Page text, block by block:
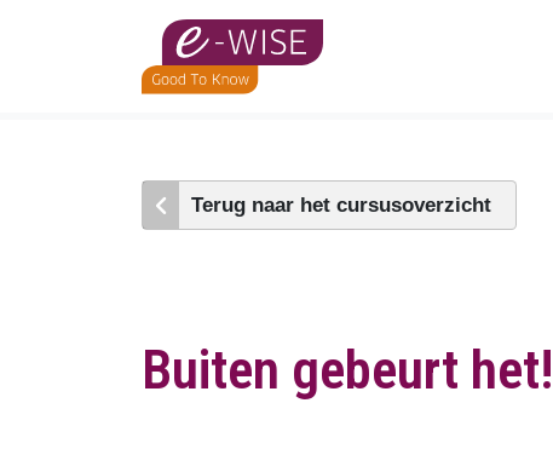
Terug naar het cursusoverzicht
Buiten gebeurt het!